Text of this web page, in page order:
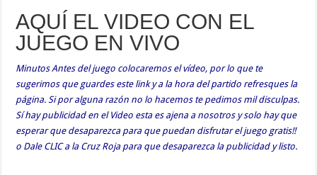
AQUÍ EL VIDEO CON EL
JUEGO EN VIVO
Minutos Antes del juego colocaremos el vídeo, por lo que te
sugerimos que guardes este link y a la hora del partido refresques la
página. Si por alguna razón no lo hacemos te pedimos mil disculpas.
Sí hay publicidad en el Video esta es ajena a nosotros y solo hay que
esperar que desaparezca para que puedan disfrutar el juego gratis!!
o Dale CLIC a la Cruz Roja para que desaparezca la publicidad y listo.